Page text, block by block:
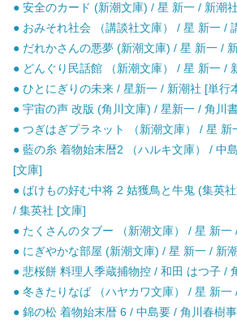
● 安全のカード (新潮文庫) / 星 新一 / 新潮
● おみそれ社会 （講談社文庫） / 星 新一 /
● だれかさんの悪夢 (新潮文庫) / 星 新一 /
● どんぐり民話館 （新潮文庫） / 星 新一 /
● ひとにぎりの未来 / 星新一 / 新潮社 [単行
● 宇宙の声 改版 (角川文庫) / 星新一 / 角川
● つぎはぎプラネット （新潮文庫） / 星 新
● 藍の糸 着物始末暦2 （ハルキ文庫） / 中
[文庫]
● ばけもの好む中将 2 姑獲鳥と牛鬼 (集英
/ 集英社 [文庫]
● たくさんのタブー （新潮文庫） / 星 新一
● にぎやかな部屋 (新潮文庫) / 星 新一 / 新
● 悲桜餅 料理人季蔵捕物控 / 和田 はつ子 /
● 冬きたりなば （ハヤカワ文庫） / 星 新一
● 錦の松 着物始末暦 6 / 中島要 / 角川春樹